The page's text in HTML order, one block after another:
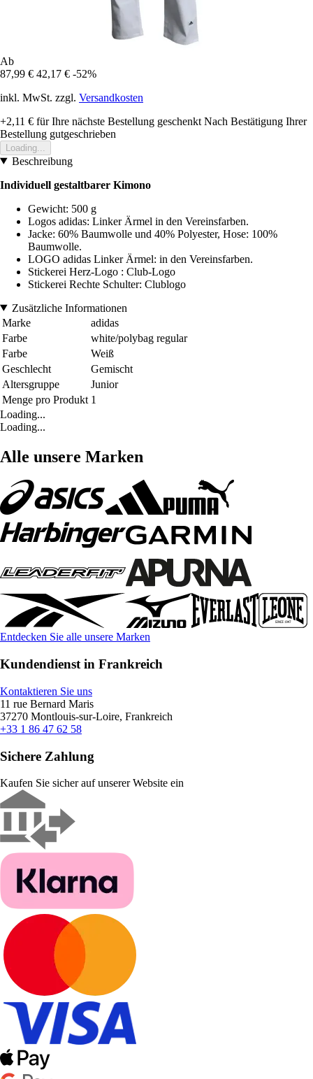
Ab
87,99 € 42,17 € -52%
inkl. MwSt. zzgl. Versandkosten
+2,11 € für Ihre nächste Bestellung geschenkt Nach Bestätigung Ihrer
Bestellung gutgeschrieben
Loading...
Beschreibung
Individuell gestaltbarer Kimono
Gewicht: 500 g
Logos adidas: Linker Ärmel in den Vereinsfarben.
Jacke: 60% Baumwolle und 40% Polyester, Hose: 100%
Baumwolle.
LOGO adidas Linker Ärmel: in den Vereinsfarben.
Stickerei Herz-Logo : Club-Logo
Stickerei Rechte Schulter: Clublogo
Zusätzliche Informationen
Marke
adidas
Farbe
white/polybag regular
Farbe
Weiß
Geschlecht
Gemischt
Altersgruppe
Junior
Menge pro Produkt 1
Loading...
Loading...
Alle unsere Marken
Entdecken Sie alle unsere Marken
Kundendienst in Frankreich
Kontaktieren Sie uns
11 rue Bernard Maris
37270 Montlouis-sur-Loire, Frankreich
+33 1 86 47 62 58
Sichere Zahlung
Kaufen Sie sicher auf unserer Website ein